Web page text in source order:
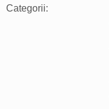
Categorii: